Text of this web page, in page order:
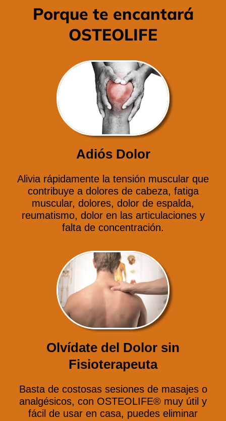
Porque te encantará
OSTEOLIFE
Adiós Dolor
Alivia rápidamente la tensión muscular que
contribuye a dolores de cabeza, fatiga
muscular, dolores, dolor de espalda,
reumatismo, dolor en las articulaciones y
falta de concentración.
Olvídate del Dolor sin
Fisioterapeuta
Basta de costosas sesiones de masajes o
analgésicos, con OSTEOLIFE® muy útil y
fácil de usar en casa, puedes eliminar